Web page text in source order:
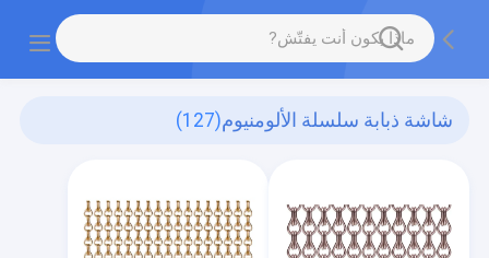
شاشة ذبابة سلسلة الألومنيوم(127)